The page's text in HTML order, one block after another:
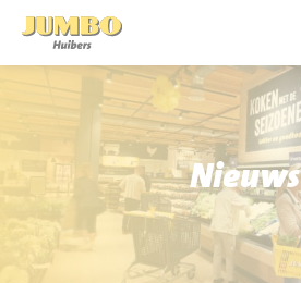
Winkels
P.W.A. Park
Bruïneplein
Nieuws
Acties
Nieuws